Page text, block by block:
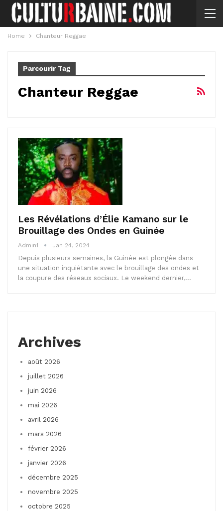
Home Chanteur Reggae
Parcourir Tag
Chanteur Reggae
Les Révélations d’Élie Kamano sur le
Brouillage des Ondes en Guinée
Admin1 Jan 24, 2024
Depuis plusieurs semaines, la Guinée est plongée dans
une situation inquiétante avec le brouillage des ondes et
la coupure des réseaux sociaux. Le weekend dernier,…
Archives
août 2026
juillet 2026
juin 2026
mai 2026
avril 2026
mars 2026
février 2026
janvier 2026
décembre 2025
novembre 2025
octobre 2025